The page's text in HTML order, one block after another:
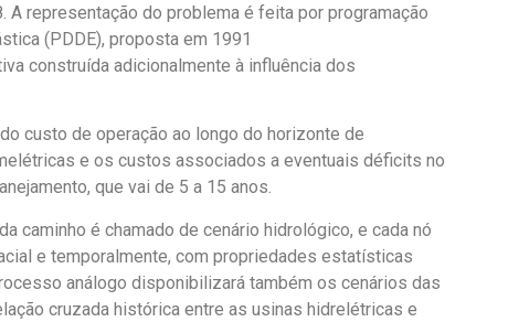
A representação do problema é feita por programação
(PDDE), proposta em 1991
construída adicionalmente à influência dos
custo de operação ao longo do horizonte de
e os custos associados a eventuais déficits no
, que vai de 5 a 15 anos.
caminho é chamado de cenário hidrológico, e cada nó
e temporalmente, com propriedades estatísticas
análogo disponibilizará também os cenários das
cruzada histórica entre as usinas hidrelétricas e